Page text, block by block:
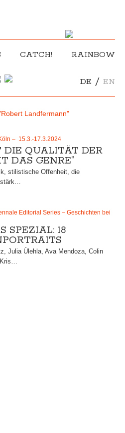
CATCH! RAINBOW
DE / EN
Landfermann"
– 15.3.-17.3.2024
DIE QUALITÄT DER
DAS GENRE“
stilistische Offenheit, die
stärk…
Editorial Series – Geschichten bei
SPEZIAL: 18
Julia Úlehla, Ava Mendoza, Colin
Kris…